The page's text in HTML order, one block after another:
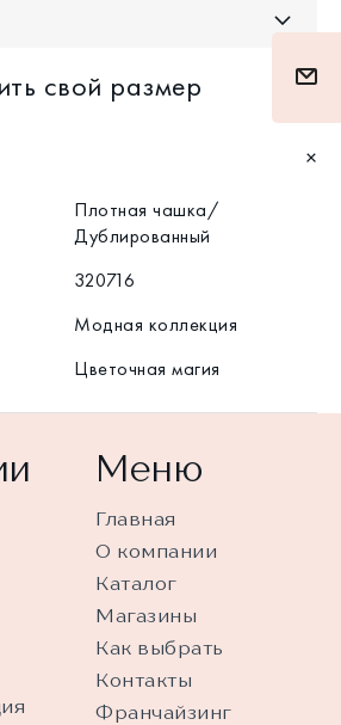
свой размер
Плотная чашка/
Дублированный
320716
Модная коллекция
Цветочная магия
Меню
Главная
О компании
Каталог
Магазины
Как выбрать
Контакты
Франчайзинг